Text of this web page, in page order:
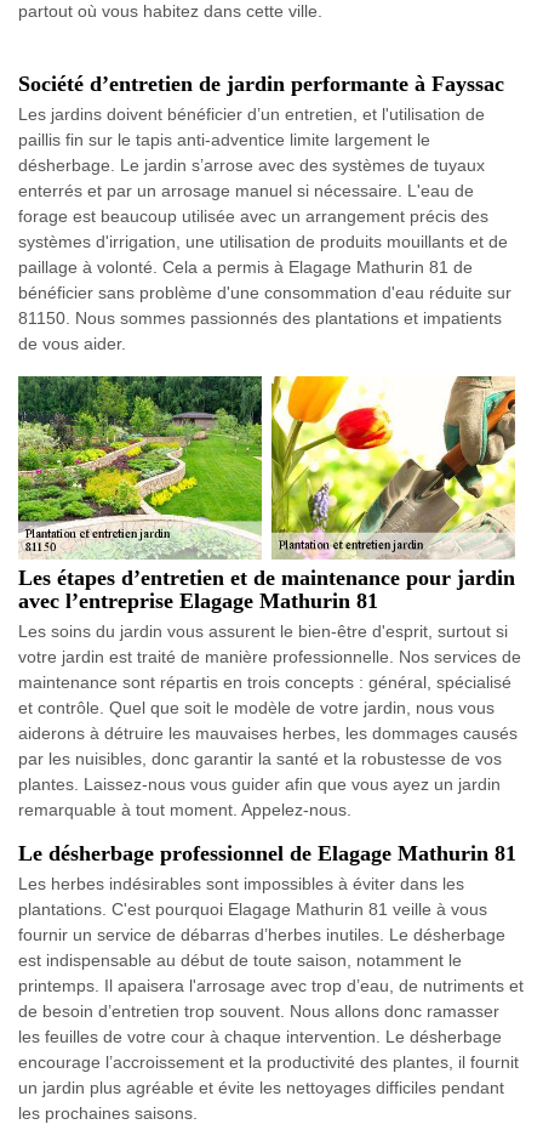
partout où vous habitez dans cette ville.
Société d’entretien de jardin performante à Fayssac
Les jardins doivent bénéficier d’un entretien, et l'utilisation de
paillis fin sur le tapis anti-adventice limite largement le
désherbage. Le jardin s’arrose avec des systèmes de tuyaux
enterrés et par un arrosage manuel si nécessaire. L'eau de
forage est beaucoup utilisée avec un arrangement précis des
systèmes d'irrigation, une utilisation de produits mouillants et de
paillage à volonté. Cela a permis à Elagage Mathurin 81 de
bénéficier sans problème d'une consommation d'eau réduite sur
81150. Nous sommes passionnés des plantations et impatients
de vous aider.
Les étapes d’entretien et de maintenance pour jardin
avec l’entreprise Elagage Mathurin 81
Les soins du jardin vous assurent le bien-être d'esprit, surtout si
votre jardin est traité de manière professionnelle. Nos services de
maintenance sont répartis en trois concepts : général, spécialisé
et contrôle. Quel que soit le modèle de votre jardin, nous vous
aiderons à détruire les mauvaises herbes, les dommages causés
par les nuisibles, donc garantir la santé et la robustesse de vos
plantes. Laissez-nous vous guider afin que vous ayez un jardin
remarquable à tout moment. Appelez-nous.
Le désherbage professionnel de Elagage Mathurin 81
Les herbes indésirables sont impossibles à éviter dans les
plantations. C'est pourquoi Elagage Mathurin 81 veille à vous
fournir un service de débarras d’herbes inutiles. Le désherbage
est indispensable au début de toute saison, notamment le
printemps. Il apaisera l'arrosage avec trop d’eau, de nutriments et
de besoin d’entretien trop souvent. Nous allons donc ramasser
les feuilles de votre cour à chaque intervention. Le désherbage
encourage l’accroissement et la productivité des plantes, il fournit
un jardin plus agréable et évite les nettoyages difficiles pendant
les prochaines saisons.